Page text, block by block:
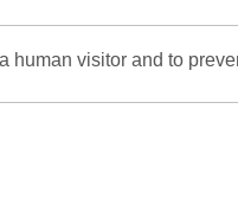
human visitor and to